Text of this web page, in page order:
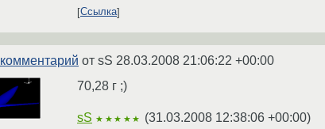
Ссылка
комментарий от sS 28.03.2008 21:06:22 +00:00
70,28 г ;)
sS ★★★★★ (31.03.2008 12:38:06 +00:00)